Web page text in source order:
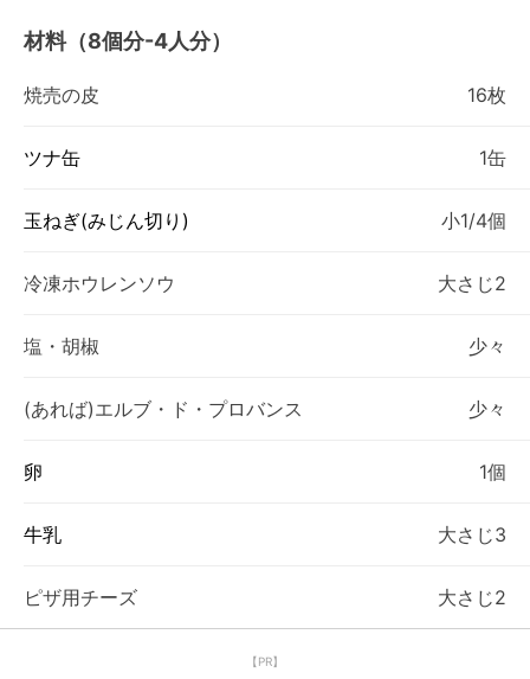
材料（8個分-4人分）
焼売の皮 16枚
ツナ缶 1缶
玉ねぎ(みじん切り) 小1/4個
冷凍ホウレンソウ 大さじ2
塩・胡椒 少々
(あれば)エルブ・ド・プロバンス 少々
卵 1個
牛乳 大さじ3
ピザ用チーズ 大さじ2
【PR】